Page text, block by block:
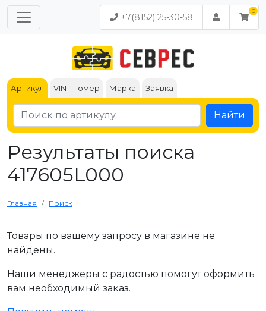
+7(8152) 25-30-58
Артикул VIN - номер Марка Заявка
Найти
Результаты поиска
417605L000
Главная Поиск
Товары по вашему запросу в магазине не
найдены.
Наши менеджеры с радостью помогут оформить
вам необходимый заказ.